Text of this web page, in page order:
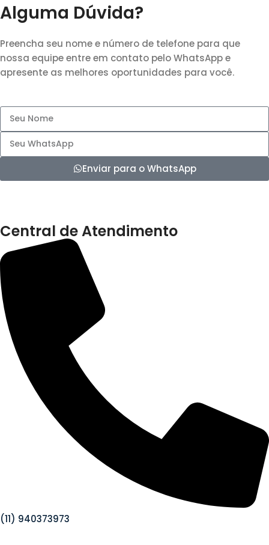
Alguma Dúvida?
Preencha seu nome e número de telefone para que
nossa equipe entre em contato pelo WhatsApp e
apresente as melhores oportunidades para você.
Enviar para o WhatsApp
Central de Atendimento
(11) 940373973